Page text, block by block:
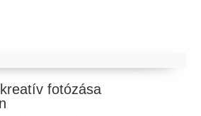
fotózása